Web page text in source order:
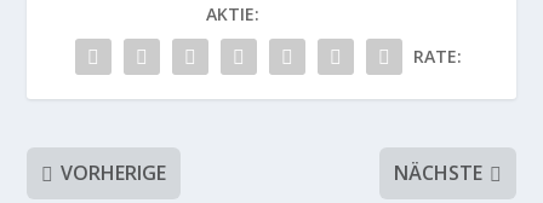
AKTIE:
RATE:
VORHERIGE NÄCHSTE